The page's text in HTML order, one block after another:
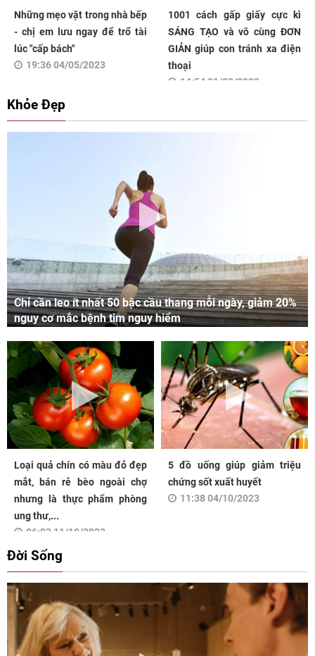
Những mẹo vặt trong nhà bếp
- chị em lưu ngay để trổ tài
lúc "cấp bách"
19:36 04/05/2023
1001 cách gấp giấy cực kì
SÁNG TẠO và vô cùng ĐƠN
GIẢN giúp con tránh xa điện
thoại
14:54 31/03/2023
Khỏe Đẹp
Chỉ cần leo ít nhất 50 bậc cầu thang mỗi ngày, giảm 20%
nguy cơ mắc bệnh tim nguy hiểm
Loại quả chín có màu đỏ đẹp
mắt, bán rẻ bèo ngoài chợ
nhưng là thực phẩm phòng
ung thư,...
06:03 11/10/2023
5 đồ uống giúp giảm triệu
chứng sốt xuất huyết
11:38 04/10/2023
Đời Sống